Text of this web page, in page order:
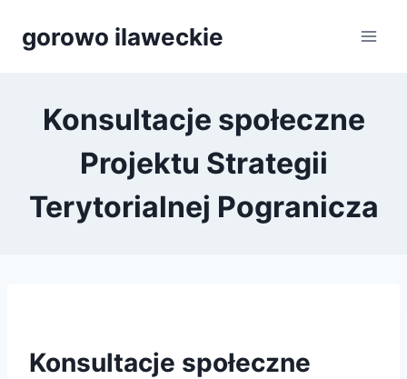
gorowo ilaweckie
Konsultacje społeczne
Projektu Strategii
Terytorialnej Pogranicza
Konsultacje społeczne